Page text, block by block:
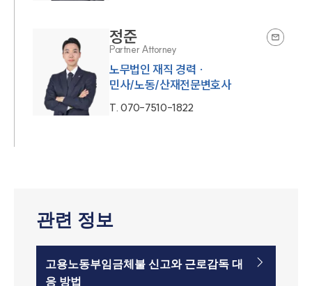
정준
Partner Attorney
노무법인 재직 경력 ·
민사/노동/산재전문변호사
T.070-7510-1822
관련 정보
고용노동부임금체불 신고와 근로감독 대
응 방법